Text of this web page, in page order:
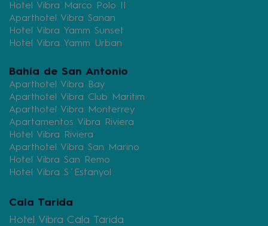
Hotel Vibra Marco Polo II
Aparthotel Vibra Sanan
Hotel Vibra Yamm Sunset
Hotel Vibra Yamm Urban
Bahía de San Antonio
Aparthotel Vibra Bay
Aparthotel Vibra Club Maritim
Aparthotel Vibra Monterrey
Apartamentos Vibra Riviera
Hotel Vibra Riviera
Aparthotel Vibra San Marino
Hotel Vibra San Remo
Hotel Vibra S´Estanyol
Cala Tarida
Hotel Vibra Cala Tarida